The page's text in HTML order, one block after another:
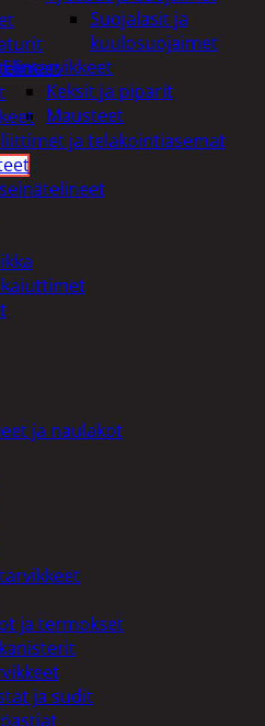
Suojalasit ja
kuulosuojaimet
Elintarvikkeet
Keksit ja piparit
Mausteet
ja telakointiasemat
ja naulakot
ja termokset
ja sudit